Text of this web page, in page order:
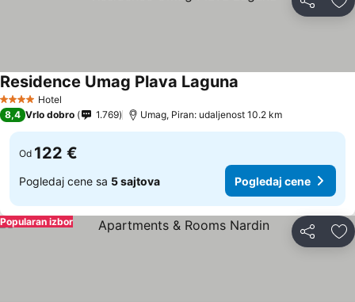
Deli
4 ZvezdiceHotel
Residence Umag Plava Laguna
8,4 Vrlo dobro 1.769 Umag, Piran: udaljenost 10.2 km
Od 122 €
Pogledaj cene sa 5 sajtova Pogledaj cene
Deli
Popularan izbor